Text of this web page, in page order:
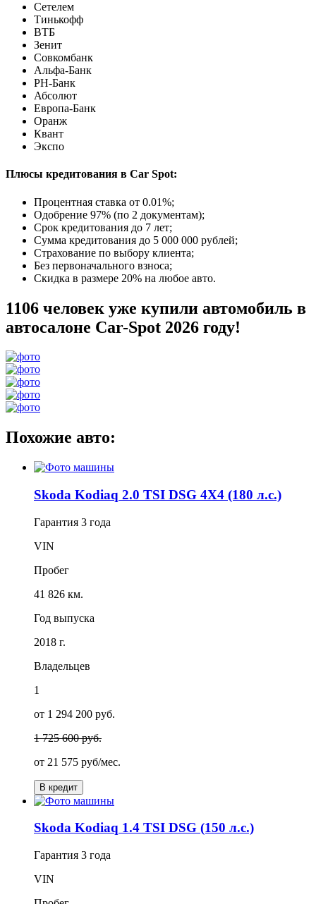
Сетелем
Тинькофф
ВТБ
Зенит
Совкомбанк
Альфа-Банк
РН-Банк
Абсолют
Европа-Банк
Оранж
Квант
Экспо
Плюсы кредитования в Car Spot:
Процентная ставка от 0.01%;
Одобрение 97% (по 2 документам);
Срок кредитования до 7 лет;
Сумма кредитования до 5 000 000 рублей;
Страхование по выбору клиента;
Без первоначального взноса;
Скидка в размере 20% на любое авто.
1106 человек уже купили автомобиль в
автосалоне Car-Spot 2026 году!
Похожие авто:
Skoda Kodiaq 2.0 TSI DSG 4X4 (180 л.с.)
Гарантия 3 года
VIN
Пробег
41 826 км.
Год выпуска
2018 г.
Владельцев
1
от 1 294 200 руб.
1 725 600 руб.
от 21 575 руб/мес.
В кредит
Skoda Kodiaq 1.4 TSI DSG (150 л.с.)
Гарантия 3 года
VIN